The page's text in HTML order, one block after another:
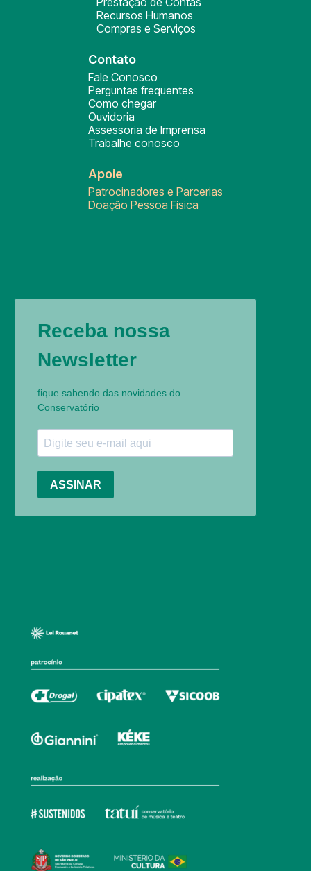
Recursos Humanos
Compras e Serviços
Contato
Fale Conosco
Perguntas frequentes
Como chegar
Ouvidoria
Assessoria de Imprensa
Trabalhe conosco
Apoie
Patrocinadores e Parcerias
Doação Pessoa Física